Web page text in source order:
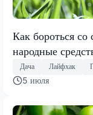
Как бороться со
народные
Дача Лайфхак
5 июля